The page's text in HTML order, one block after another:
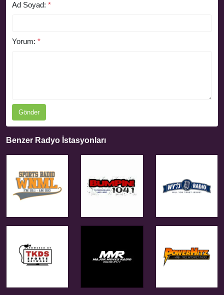
Ad Soyad: *
Yorum: *
Gönder
Benzer Radyo İstasyonları